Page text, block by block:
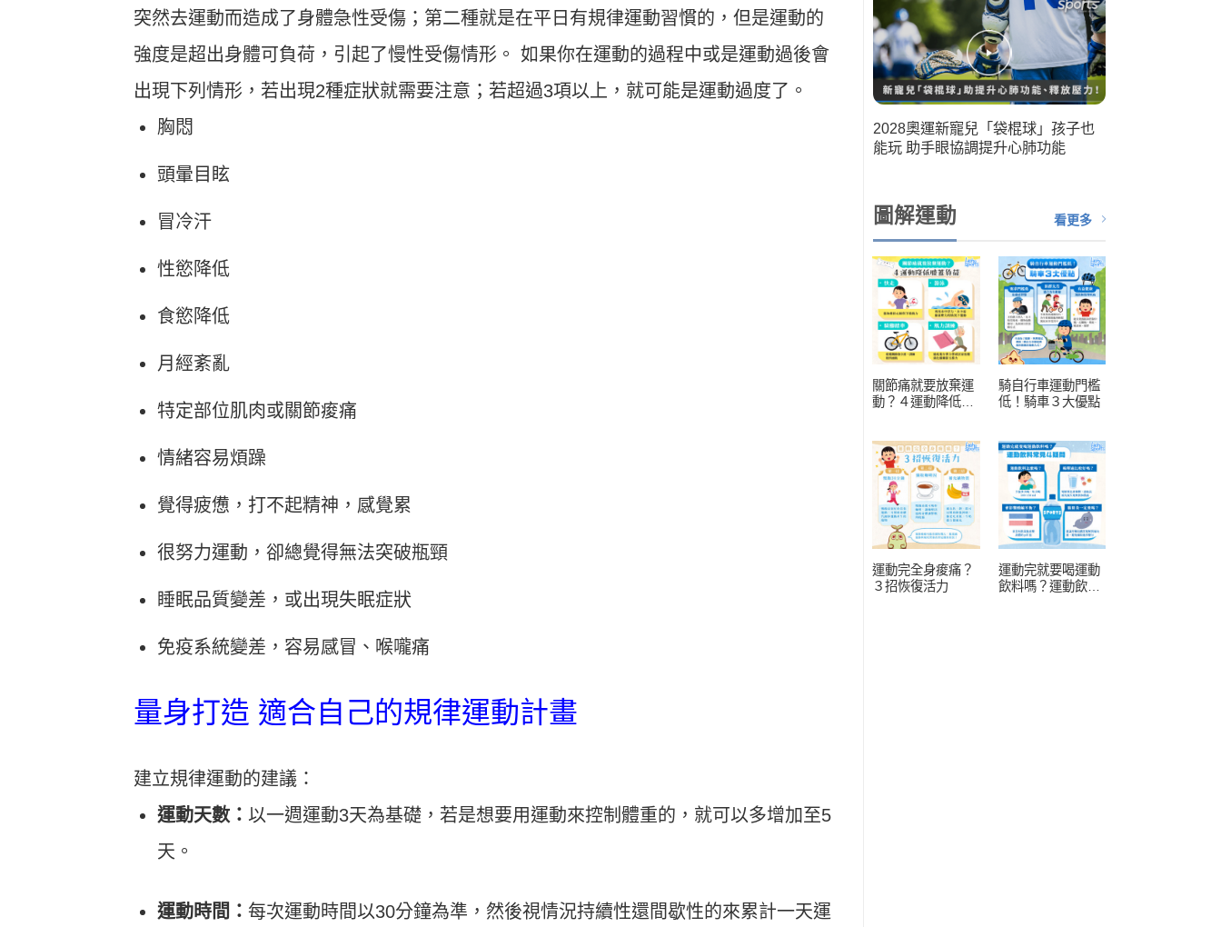
突然去運動而造成了身體急性受傷；第二種就是在平日有規律運動習慣的，但是運動的
強度是超出身體可負荷，引起了慢性受傷情形。 如果你在運動的過程中或是運動過後會
出現下列情形，若出現2種症狀就需要注意；若超過3項以上，就可能是運動過度了。
胸悶
頭暈目眩
冒冷汗
性慾降低
食慾降低
月經紊亂
特定部位肌肉或關節痠痛
情緒容易煩躁
覺得疲憊，打不起精神，感覺累
很努力運動，卻總覺得無法突破瓶頸
睡眠品質變差，或出現失眠症狀
免疫系統變差，容易感冒、喉嚨痛
量身打造 適合自己的規律運動計畫
建立規律運動的建議：
運動天數： 以一週運動3天為基礎，若是想要用運動來控制體重的，就可以多增加至5
天。
運動時間： 每次運動時間以30分鐘為準，然後視情況持續性還間歇性的來累計一天運
2028奧運新寵兒「袋棍球」孩子也
能玩 助手眼協調提升心肺功能
Heho運動科技大調查｜健康整合服
人教練像計程車、精準直達目標
圖解運動 看更多
關節痛就要放棄運
動？４運動降低膝
騎自行車運動門檻
低！騎車３大優點
運動完全身痠痛？
３招恢復活力
運動完就要喝運動
飲料嗎？運動飲料